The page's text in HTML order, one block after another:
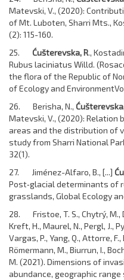
Matevski, V., (2020):
of Mt. Luboten, Sharri Mts.,
(2): 115-160.
25. Ćušterevska, R.,
Rubus laciniatus Willd.
the flora of the Republic of
of Ecology and
26. Berisha, N.,
Matevski, V., (2020):
areas and the distribution of
study from Sharri National
32(1).
27. Jiménez-Alfaro, B., [...]
Post‐glacial determinants of
grasslands, Global Ecology
28. Fristoe, T. S., Chytrý, M.,
Kreft, H., Maurel, N., Pergl, J.,
Vargas, P., Yang, Q., Attorre,
Römermann, M., Biurrun, I.,
M. (2021). Dimensions of
abundance, geographic